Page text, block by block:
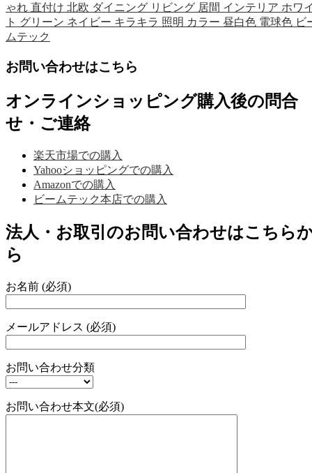
ゃれ 直付け 北欧 ダイニング リビング 居間 インテリア ホワ
ト グリーン ネイビー キラキラ 照明 カラー 昼白色 電球色 ビ
ムテック
お問い合わせはこちら
オンラインショッピング購入後の問合
せ・ご連絡
楽天市場での購入
Yahooショッピングでの購入
Amazonでの購入
ビームテック本店での購入
法人・お取引のお問い合わせはこちら
ら
お名前 (必須)
メールアドレス (必須)
お問い合わせ分類
お問い合わせ本文(必須)